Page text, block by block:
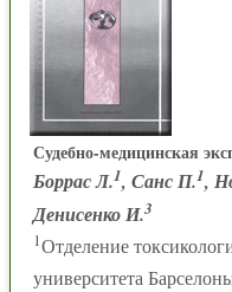
Судебно-медицинская
Боррас Л.1, Санс П.1,
Денисенко И.3
1Отделение
университета